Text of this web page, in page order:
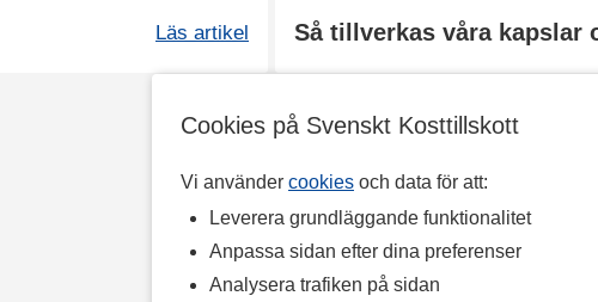
Cookies på Svenskt Kosttillskott
Vi använder cookies och data för att:
Leverera grundläggande funktionalitet
Anpassa sidan efter dina preferenser
Analysera trafiken på sidan
Läs artikel Så tillverkas våra kapslar